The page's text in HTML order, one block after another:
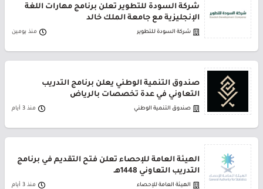
شركة السودة للتطوير تعلن برنامج مهارات اللغة
الإنجليزية مع جامعة الملك خالد
شركة السودة للتطوير منذ يومين
صندوق التنمية الوطني يعلن برنامج التدريب
التعاوني في عدة تخصصات بالرياض
صندوق التنمية الوطني منذ 3 أيام
الهيئة العامة للإحصاء تعلن فتح التقديم في برنامج
التدريب التعاوني 1448هـ
الهيئة العامة للإحصاء منذ 3 أيام